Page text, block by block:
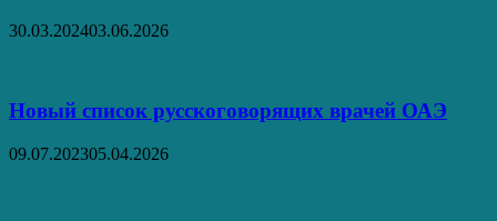
30.03.202403.06.2026
Новый список русскоговорящих врачей ОАЭ
09.07.202305.04.2026